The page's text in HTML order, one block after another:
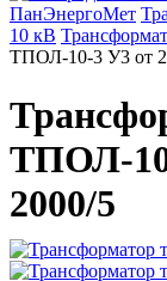
ПанЭнергоМет
10 кВ
ТПОЛ-10-3 У3 от
ТПОЛ-
2000/5